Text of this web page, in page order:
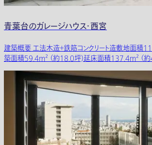
青葉台のガレージハウス・西宮
建築概要 工法木造＋鉄筋コンクリート造敷地面積
築面積59.4m² （約18.0坪)延床面積137.4m² （